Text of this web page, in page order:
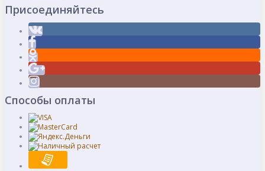
Присоединяйтесь
Способы оплаты